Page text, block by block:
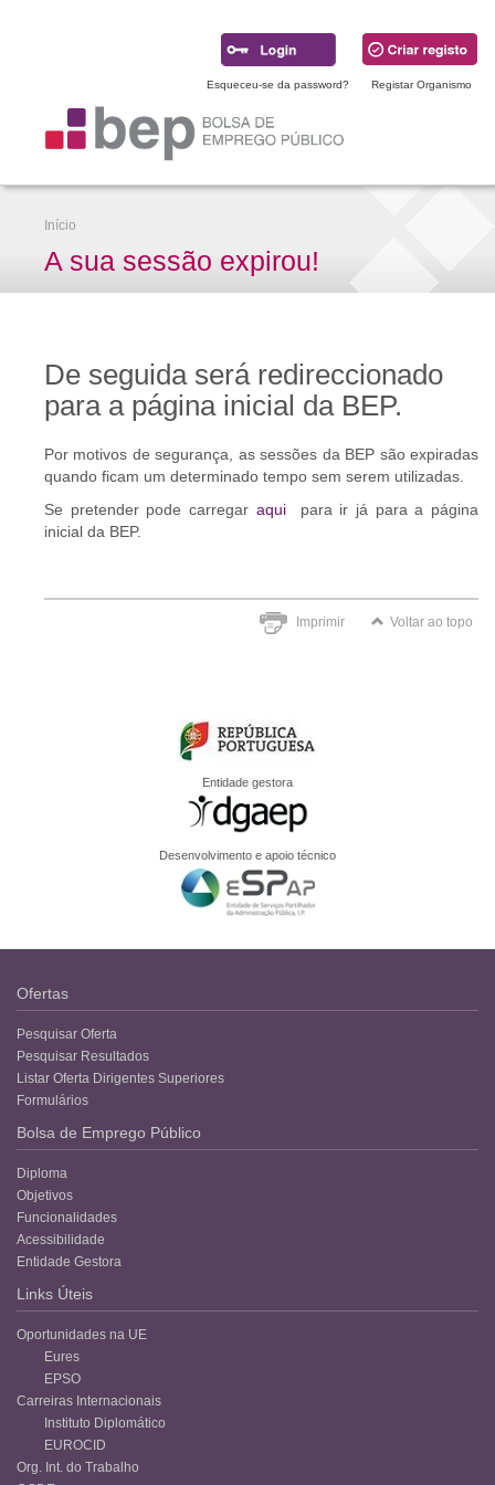
Esqueceu-se da password? Registar Organismo
Início
A sua sessão expirou!
De seguida será redireccionado
para a página inicial da BEP.
Por motivos de segurança, as sessões da BEP são expiradas
quando ficam um determinado tempo sem serem utilizadas.
Se pretender pode carregar aquipara ir já para a página
inicial da BEP.
Imprimir Voltar ao topo
Entidade gestora
Desenvolvimento e apoio técnico
Ofertas
Pesquisar Oferta
Pesquisar Resultados
Listar Oferta Dirigentes Superiores
Formulários
Bolsa de Emprego Público
Diploma
Objetivos
Funcionalidades
Acessibilidade
Entidade Gestora
Links Úteis
Oportunidades na UE
Eures
EPSO
Carreiras Internacionais
Instituto Diplomático
EUROCID
Org. Int. do Trabalho